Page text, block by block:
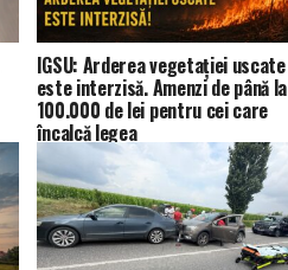
IGSU: Arderea vegetației uscate
este interzisă. Amenzi de până la
100.000 de lei pentru cei care
încalcă legea